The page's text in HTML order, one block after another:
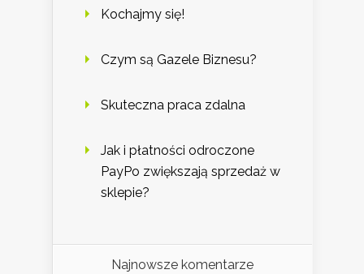
Kochajmy się!
Czym są Gazele Biznesu?
Skuteczna praca zdalna
Jak i płatności odroczone
PayPo zwiększają sprzedaż w
sklepie?
Najnowsze komentarze